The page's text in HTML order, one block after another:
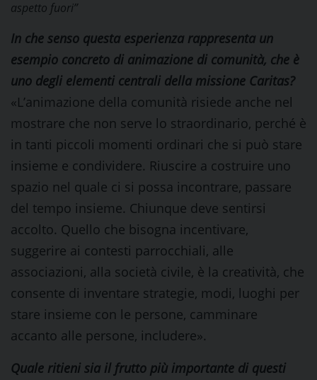
aspetto fuori”
In che senso questa esperienza rappresenta un
esempio concreto di animazione di comunità, che è
uno degli elementi centrali della missione Caritas?
«L’animazione della comunità risiede anche nel
mostrare che non serve lo straordinario, perché è
in tanti piccoli momenti ordinari che si può stare
insieme e condividere. Riuscire a costruire uno
spazio nel quale ci si possa incontrare, passare
del tempo insieme. Chiunque deve sentirsi
accolto. Quello che bisogna incentivare,
suggerire ai contesti parrocchiali, alle
associazioni, alla società civile, è la creatività, che
consente di inventare strategie, modi, luoghi per
stare insieme con le persone, camminare
accanto alle persone, includere».
Quale ritieni sia il frutto più importante di questi